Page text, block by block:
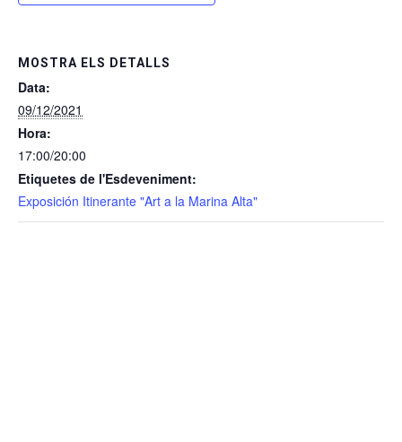
MOSTRA ELS DETALLS
Data:
09/12/2021
Hora:
17:00/20:00
Etiquetes de l'Esdeveniment:
Exposición Itinerante "Art a la Marina Alta"